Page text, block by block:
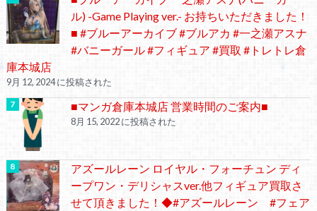
ル) -Game Playing ver.- お持ちいただきました！
■ #ブルーアーカイブ #ブルアカ #一之瀬アスナ
#バニーガール #フィギュア #買取 #トレトレ倉
庫本城店
9月 12, 2024 に投稿された
■マンガ倉庫本城店 営業時間のご案内■
8月 15, 2022 に投稿された
アズールレーン ロイヤル・フォーチュン ディ
ープワン・デリシャスver.他フィギュア買取さ
せて頂きました！◆#アズールレーン #フェア